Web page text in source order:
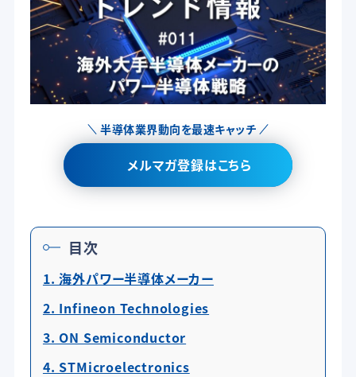
半導体業界動向を最速キャッチ
メルマガ登録はこちら
目次
1. 海外パワー半導体メーカー
2. Infineon Technologies
3. ON Semiconductor
4. STMicroelectronics